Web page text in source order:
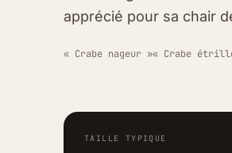
apprécié pour sa chair
« Crabe nageur »« Crabe
TAILLE TYPIQUE